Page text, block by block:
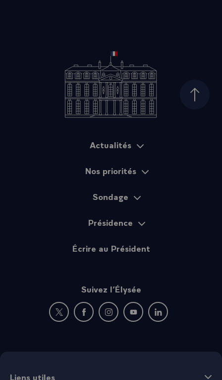
Haut
Actualités
Nos priorités
Sondage
Présidence
Écrire au Président
Suivez l’Élysée
Nouvelle fenêtre : rejoignez-nous sur Twitter
Nouvelle fenêtre : rejoignez-nous sur
Nouvelle fenêtre : rejoignez-nous
Nouvelle fenêtre :
Nouvelle fenêtre :
Liens utiles